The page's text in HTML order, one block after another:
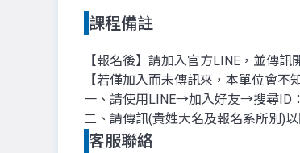
課程備註
【報名後】請加入官方LINE，並傳
【若僅加入而未傳訊來，本單位會不
一、請使用LINE→加入好友→搜尋ID
二、請傳訊(貴姓大名及報名系所別)
客服聯絡